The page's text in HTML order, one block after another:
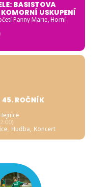
BASISTOVA
USKUPENÍ
Panny Marie, Horní
45. ROČNÍK
Hudba, Koncert